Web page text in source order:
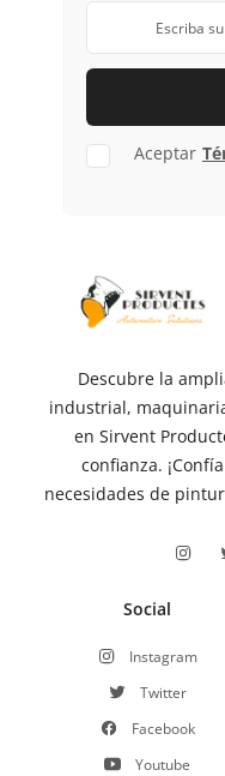
Aceptar
Descubre la
industrial,
en Sirvent
confianza.
necesidades de
Social
Instagram
Twitter
Facebook
Youtube